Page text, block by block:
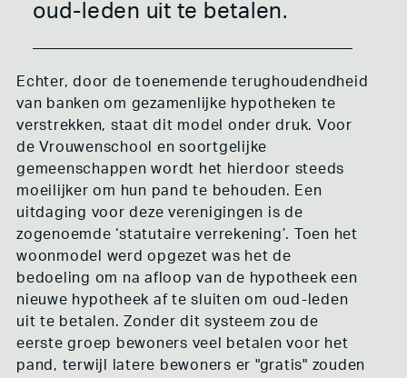
oud-leden uit te betalen.
Echter, door de toenemende terughoudendheid
van banken om gezamenlijke hypotheken te
verstrekken, staat dit model onder druk. Voor
de Vrouwenschool en soortgelijke
gemeenschappen wordt het hierdoor steeds
moeilijker om hun pand te behouden. Een
uitdaging voor deze verenigingen is de
zogenoemde ‘statutaire verrekening’. Toen het
woonmodel werd opgezet was het de
bedoeling om na afloop van de hypotheek een
nieuwe hypotheek af te sluiten om oud-leden
uit te betalen. Zonder dit systeem zou de
eerste groep bewoners veel betalen voor het
pand, terwijl latere bewoners er "gratis" zouden